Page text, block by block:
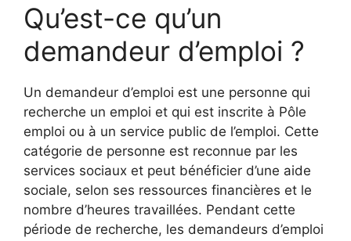
Qu’est-ce qu’un
demandeur d’emploi ?
Un demandeur d’emploi est une personne qui
recherche un emploi et qui est inscrite à Pôle
emploi ou à un service public de l’emploi. Cette
catégorie de personne est reconnue par les
services sociaux et peut bénéficier d’une aide
sociale, selon ses ressources financières et le
nombre d’heures travaillées. Pendant cette
période de recherche, les demandeurs d’emploi